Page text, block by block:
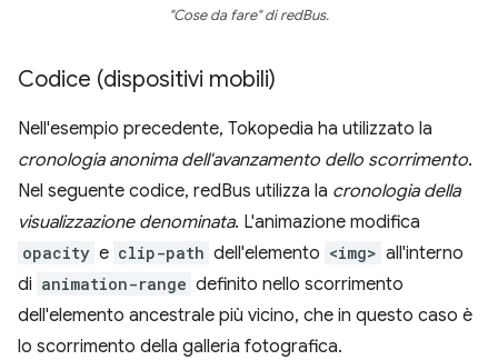
"Cose da fare" di redBus.
Codice (dispositivi mobili)
Nell'esempio precedente, Tokopedia ha utilizzato la
cronologia anonima dell'avanzamento dello scorrimento.
Nel seguente codice, redBus utilizza la cronologia della
visualizzazione denominata. L'animazione modifica
opacity e clip-path dell'elemento <img> all'interno
di animation-range definito nello scorrimento
dell'elemento ancestrale più vicino, che in questo caso è
lo scorrimento della galleria fotografica.